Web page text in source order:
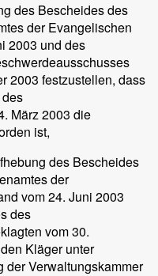
des Bescheides des
der Evangelischen
2003 und des
2003 festzustellen, dass
März 2003 die
ist,
des Bescheides
der
vom 24. Juni 2003
des
vom 30.
Kläger unter
der Verwaltungskammer